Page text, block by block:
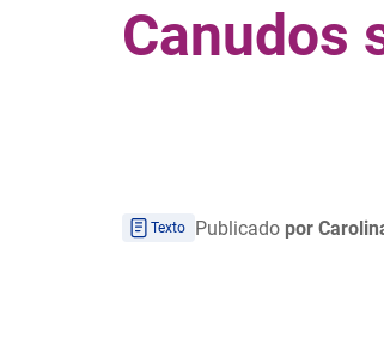
Canudos
Texto Publicado por